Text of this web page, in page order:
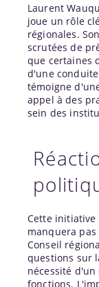
Laurent
joue un rôle
régionales.
scrutées de
que certaines
d'une
témoigne
appel à des
sein des
Cette initiative
manquera
Conseil
questions sur
nécessité
fonctions.